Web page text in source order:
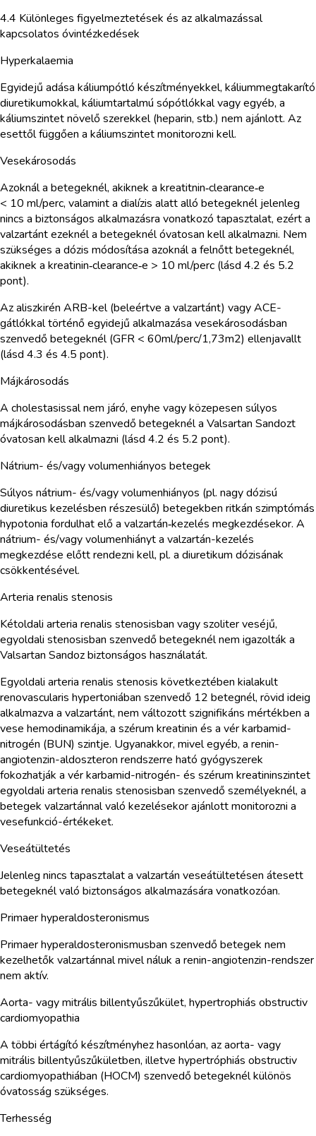
4.4 Különleges figyelmeztetések és az alkalmazással
kapcsolatos óvintézkedések
Hyperkalaemia
Egyidejű adása káliumpótló készítményekkel, káliummegtakarító
diuretikumokkal, káliumtartalmú sópótlókkal vagy egyéb, a
káliumszintet növelő szerekkel (heparin, stb.) nem ajánlott. Az
esettől függően a káliumszintet monitorozni kell.
Vesekárosodás
Azoknál a betegeknél, akiknek a kreatitnin‑clearance‑e
< 10 ml/perc, valamint a dialízis alatt alló betegeknél jelenleg
nincs a biztonságos alkalmazásra vonatkozó tapasztalat, ezért a
valzartánt ezeknél a betegeknél óvatosan kell alkalmazni. Nem
szükséges a dózis módosítása azoknál a felnőtt betegeknél,
akiknek a kreatinin‑clearance‑e > 10 ml/perc (lásd 4.2 és 5.2
pont).
Az aliszkirén ARB-kel (beleértve a valzartánt) vagy ACE-
gátlókkal történő egyidejű alkalmazása vesekárosodásban
szenvedő betegeknél (GFR < 60ml/perc/1,73m2) ellenjavallt
(lásd 4.3 és 4.5 pont).
Májkárosodás
A cholestasissal nem járó, enyhe vagy közepesen súlyos
májkárosodásban szenvedő betegeknél a Valsartan Sandozt
óvatosan kell alkalmazni (lásd 4.2 és 5.2 pont).
Nátrium- és/vagy volumenhiányos betegek
Súlyos nátrium- és/vagy volumenhiányos (pl. nagy dózisú
diuretikus kezelésben részesülő) betegekben ritkán szimptómás
hypotonia fordulhat elő a valzartán‑kezelés megkezdésekor. A
nátrium- és/vagy volumenhiányt a valzartán-kezelés
megkezdése előtt rendezni kell, pl. a diuretikum dózisának
csökkentésével.
Arteria renalis stenosis
Kétoldali arteria renalis stenosisban vagy szoliter veséjű,
egyoldali stenosisban szenvedő betegeknél nem igazolták a
Valsartan Sandoz biztonságos használatát.
Egyoldali arteria renalis stenosis következtében kialakult
renovascularis hypertoniában szenvedő 12 betegnél, rövid ideig
alkalmazva a valzartánt, nem változott szignifikáns mértékben a
vese hemodinamikája, a szérum kreatinin és a vér karbamid-
nitrogén (BUN) szintje. Ugyanakkor, mivel egyéb, a renin-
angiotenzin-aldoszteron rendszerre ható gyógyszerek
fokozhatják a vér karbamid-nitrogén- és szérum kreatininszintet
egyoldali arteria renalis stenosisban szenvedő személyeknél, a
betegek valzartánnal való kezelésekor ajánlott monitorozni a
vesefunkció-értékeket.
Veseátültetés
Jelenleg nincs tapasztalat a valzartán veseátültetésen átesett
betegeknél való biztonságos alkalmazására vonatkozóan.
Primaer hyperaldosteronismus
Primaer hyperaldosteronismusban szenvedő betegek nem
kezelhetők valzartánnal mivel náluk a renin-angiotenzin-rendszer
nem aktív.
Aorta- vagy mitrális billentyűszűkület, hypertrophiás obstructiv
cardiomyopathia
A többi értágító készítményhez hasonlóan, az aorta- vagy
mitrális billentyűszűkületben, illetve hypertróphiás obstructiv
cardiomyopathiában (HOCM) szenvedő betegeknél különös
óvatosság szükséges.
Terhesség